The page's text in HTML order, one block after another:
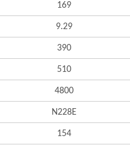
169
9.29
390
510
4800
N228E
154